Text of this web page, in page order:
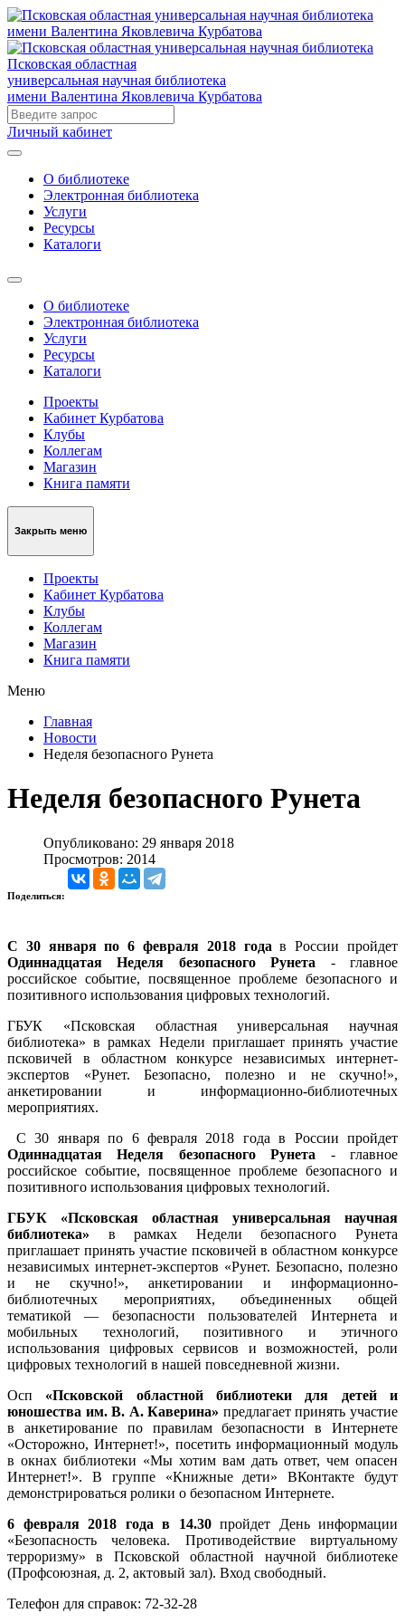
Псковская областная
универсальная научная библиотека
имени Валентина Яковлевича Курбатова
Личный кабинет
О библиотеке
Электронная библиотека
Услуги
Ресурсы
Каталоги
О библиотеке
Электронная библиотека
Услуги
Ресурсы
Каталоги
Проекты
Кабинет Курбатова
Клубы
Коллегам
Магазин
Книга памяти
Закрыть меню
Проекты
Кабинет Курбатова
Клубы
Коллегам
Магазин
Книга памяти
Меню
Главная
Новости
Неделя безопасного Рунета
Неделя безопасного Рунета
Опубликовано: 29 января 2018
Просмотров: 2014
Поделиться:
C 30 января по 6 февраля 2018 года в России пройдет
Одиннадцатая Неделя безопасного Рунета - главное
российское событие, посвященное проблеме безопасного и
позитивного использования цифровых технологий.
ГБУК «Псковская областная универсальная научная
библиотека» в рамках Недели приглашает принять участие
псковичей в областном конкурсе независимых интернет-
экспертов «Рунет. Безопасно, полезно и не скучно!»,
анкетировании и информационно-библиотечных
мероприятиях.
C 30 января по 6 февраля 2018 года в России пройдет
Одиннадцатая Неделя безопасного Рунета - главное
российское событие, посвященное проблеме безопасного и
позитивного использования цифровых технологий.
ГБУК «Псковская областная универсальная научная
библиотека» в рамках Недели безопасного Рунета
приглашает принять участие псковичей в областном конкурсе
независимых интернет-экспертов «Рунет. Безопасно, полезно
и не скучно!», анкетировании и информационно-
библиотечных мероприятиях, объединенных общей
тематикой — безопасности пользователей Интернета и
мобильных технологий, позитивного и этичного
использования цифровых сервисов и возможностей, роли
цифровых технологий в нашей повседневной жизни.
Осп «Псковской областной библиотеки для детей и
юношества им. В. А. Каверина» предлагает принять участие
в анкетирование по правилам безопасности в Интернете
«Осторожно, Интернет!», посетить информационный модуль
в окнах библиотеки «Мы хотим вам дать ответ, чем опасен
Интернет!». В группе «Книжные дети» ВКонтакте будут
демонстрироваться ролики о безопасном Интернете.
6 февраля 2018 года в 14.30пройдет День информации
«Безопасность человека. Противодействие виртуальному
терроризму» в Псковской областной научной библиотеке
(Профсоюзная, д. 2, актовый зал). Вход свободный.
Телефон для справок: 72-32-28